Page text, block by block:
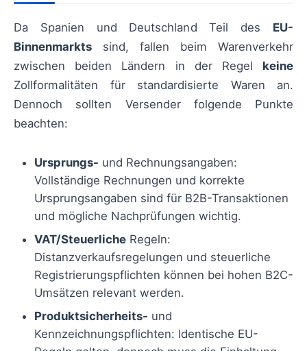
Da Spanien und Deutschland Teil des EU-
Binnenmarkts sind, fallen beim Warenverkehr
zwischen beiden Ländern in der Regel keine
Zollformalitäten für standardisierte Waren an.
Dennoch sollten Versender folgende Punkte
beachten:
Ursprungs- und Rechnungsangaben:
Vollständige Rechnungen und korrekte
Ursprungsangaben sind für B2B-Transaktionen
und mögliche Nachprüfungen wichtig.
VAT/Steuerliche Regeln:
Distanzverkaufsregelungen und steuerliche
Registrierungspflichten können bei hohen B2C-
Umsätzen relevant werden.
Produktsicherheits- und
Kennzeichnungspflichten: Identische EU-